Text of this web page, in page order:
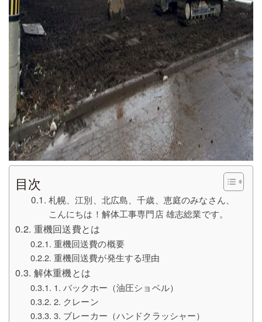
目次
札幌、江別、北広島、千歳、恵庭のみなさん、
こんにちは！解体工事専門店 雄志総業です。
重機回送費とは
重機回送費の概要
重機回送費が発生する理由
解体重機とは
1. バックホー（油圧ショベル）
2. クレーン
3. ブレーカー（ハンドクラッシャー）